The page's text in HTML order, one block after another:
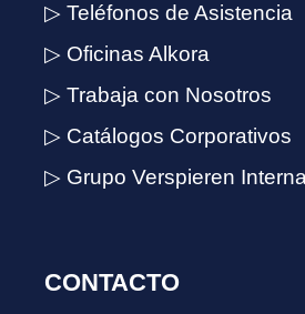
▷ Teléfonos de Asistencia
▷ Oficinas Alkora
▷ Trabaja con Nosotros
▷ Catálogos Corporativos
▷ Grupo Verspieren
CONTACTO